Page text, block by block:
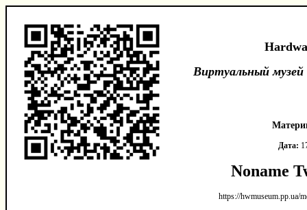
Виртуальный
Дата:
Noname
https://hwmuseum.pp.ua/